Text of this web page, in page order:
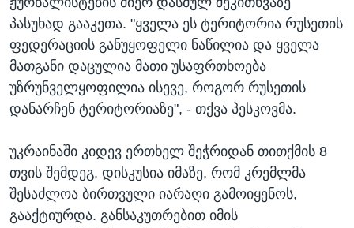
პასუხად გააკეთა. "ყველა ეს ტერიტორია რუსეთის
ფედერაციის განუყოფელი ნაწილია და ყველა
მათგანი დაცულია მათი უსაფრთხოება
უზრუნველყოფილია ისევე, როგორ რუსეთის
დანარჩენ ტერიტორიაზე", - თქვა პესკოვმა.
უკრაინაში კიდევ ერთხელ შეჭრიდან თითქმის 8
თვის შემდეგ, დისკუსია იმაზე, რომ კრემლმა
შესაძლოა ბირთვული იარაღი გამოიყენოს,
გააქტიურდა. განსაკუთრებით იმის